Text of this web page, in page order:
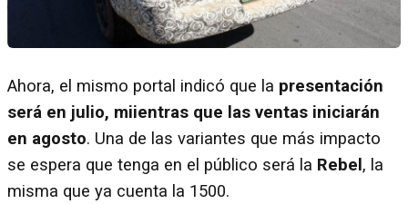
Ahora, el mismo portal indicó que la presentación
será en julio, miientras que las ventas iniciarán
en agosto. Una de las variantes que más impacto
se espera que tenga en el público será la Rebel , la
misma que ya cuenta la 1500.